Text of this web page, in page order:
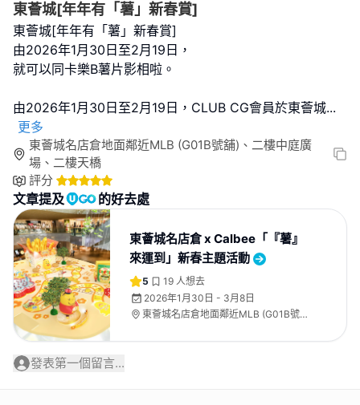
東薈城[年年有「薯」新春賞]
東薈城[年年有「薯」新春賞]
由2026年1月30日至2月19日，
就可以同卡樂B薯片影相啦。
由2026年1月30日至2月19日，CLUB CG會員於東薈城...
更多
東薈城名店倉地面鄰近MLB (G01B號舖)、二樓中庭廣
場、二樓天橋
評分
文章提及 的好去處
東薈城名店倉 x Calbee「『薯』
來運到」新春主題活動
5 19 人想去
2026年1月30日 - 3月8日
東薈城名店倉地面鄰近MLB (G01B號
發表第一個留言...